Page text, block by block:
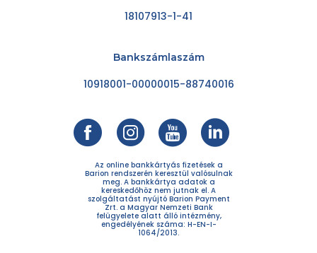
18107913-1-41
Bankszámlaszám
10918001-00000015-88740016
Az online bankkártyás fizetések a
Barion rendszerén keresztül valósulnak
meg. A bankkártya adatok a
kereskedőhöz nem jutnak el. A
szolgáltatást nyújtó Barion Payment
Zrt. a Magyar Nemzeti Bank
felügyelete alatt álló intézmény,
engedélyének száma: H-EN-I-
1064/2013.